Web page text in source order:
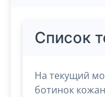
Список
На текущий
ботинок